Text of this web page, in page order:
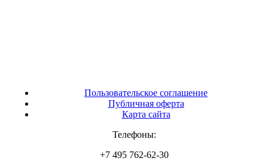
Пользовательское соглашение
Публичная оферта
Карта сайта
Телефоны:
+7 495 762-62-30